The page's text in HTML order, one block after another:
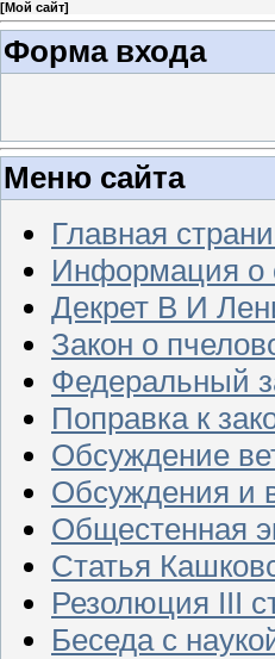
[Мой сайт]
Форма входа
Меню сайта
Главная
Информация о
Декрет В И
Закон о
Федеральный
Поправка к
Обсуждение
Обсуждения и
Общестенная
Статья
Резолюция III
Беседа с